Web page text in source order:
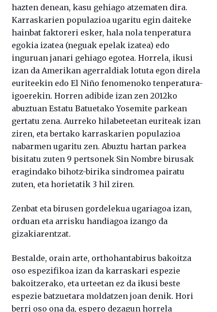
hazten denean, kasu gehiago atzematen dira.
Karraskarien populazioa ugaritu egin daiteke
hainbat faktoreri esker, hala nola tenperatura
egokia izatea (neguak epelak izatea) edo
inguruan janari gehiago egotea. Horrela, ikusi
izan da Amerikan agerraldiak lotuta egon direla
euriteekin edo El Niño fenomenoko tenperatura-
igoerekin. Horren adibide izan zen 2012ko
abuztuan Estatu Batuetako Yosemite parkean
gertatu zena. Aurreko hilabeteetan euriteak izan
ziren, eta bertako karraskarien populazioa
nabarmen ugaritu zen. Abuztu hartan parkea
bisitatu zuten 9 pertsonek Sin Nombre birusak
eragindako bihotz-birika sindromea pairatu
zuten, eta horietatik 3 hil ziren.
Zenbat eta birusen gordelekua ugariagoa izan,
orduan eta arrisku handiagoa izango da
gizakiarentzat.
Bestalde, orain arte, orthohantabirus bakoitza
oso espezifikoa izan da karraskari espezie
bakoitzerako, eta urteetan ez da ikusi beste
espezie batzuetara moldatzen joan denik. Hori
berri oso ona da, espero dezagun horrela